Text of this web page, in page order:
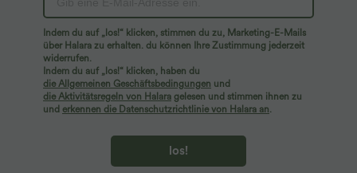
Indem du auf „los!“ klicken, stimmen du zu, Marketing-E-Mails
über Halara zu erhalten. du können Ihre Zustimmung jederzeit
widerrufen.
Indem du auf „los!“ klicken, haben du
die Allgemeinen Geschäftsbedingungen und
die Aktivitätsregeln von Halara gelesen und stimmen ihnen zu
und erkennen die Datenschutzrichtlinie von Halara an.
los!
Wir können die von Ihnen gesuchte Seite nicht
finden.
Mehr einkaufen